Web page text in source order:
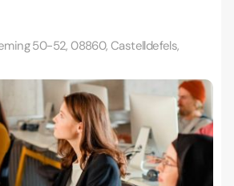
50-52, 08860, Castelldefels,